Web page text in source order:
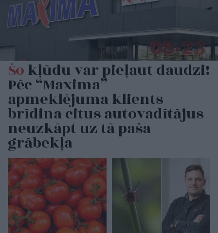
Šokļūdu var pieļaut daudzi!
Pēc “Maxima”
apmeklējuma klients
brīdina citus autovadītājus
neuzkāpt uz tā paša
grābekļa